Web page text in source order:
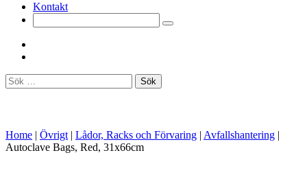
Kontakt
Sök
efter:
Home | Övrigt | Lådor, Racks och Förvaring | Avfallshantering |
Autoclave Bags, Red, 31x66cm